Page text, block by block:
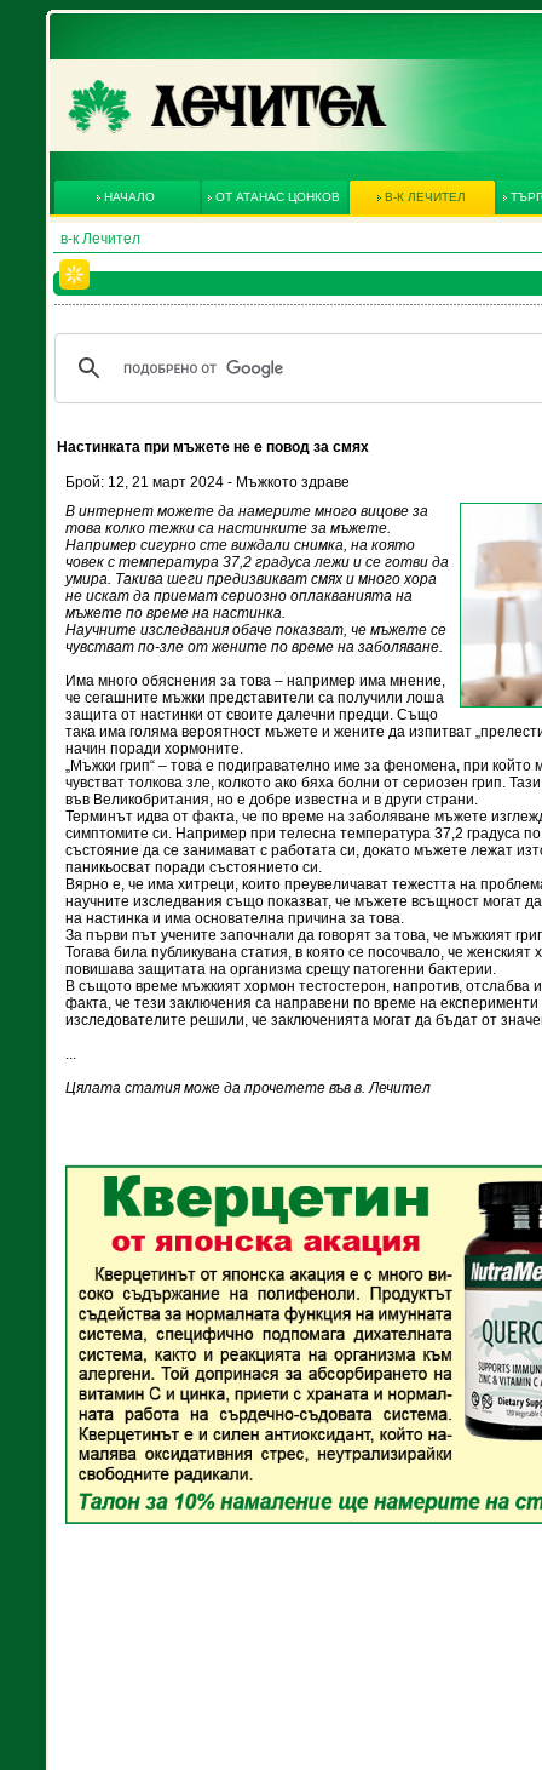
НАЧАЛО ОТ АТАНАС ЦОНКОВ В-К ЛЕЧИТЕЛ
в-к Лечител
Настинката при мъжете не е повод за смях
Брой: 12, 21 март 2024 - Мъжкото здраве
В интернет можете да намерите много вицове за
това колко тежки са настинките за мъжете.
Например сигурно сте виждали снимка, на която
човек с температура 37,2 градуса лежи и се готви да
умира. Такива шеги предизвикват смях и много хора
не искат да приемат сериозно оплакванията на
мъжете по време на настинка.
Научните изследвания обаче показват, че мъжете се
чувстват по-зле от жените по време на заболяване.
Има много обяснения за това – например има мнение,
че сегашните мъжки представители са получили лоша
защита от настинки от своите далечни предци. Също
така има голяма вероятност мъжете и жените да изпитват
начин поради хормоните.
„Мъжки грип“ – това е подигравателно име за феномена, при който
чувстват толкова зле, колкото ако бяха болни от сериозен грип.
във Великобритания, но е добре известна и в други страни.
Терминът идва от факта, че по време на заболяване мъжете
симптомите си. Например при телесна температура 37,2 градуса
състояние да се занимават с работата си, докато мъжете лежат
паникьосват поради състоянието си.
Вярно е, че има хитреци, които преувеличават тежестта на
научните изследвания също показват, че мъжете всъщност могат
на настинка и има основателна причина за това.
За първи път учените започнали да говорят за това, че мъжкият
Тогава била публикувана статия, в която се посочвало, че женският
повишава защитата на организма срещу патогенни бактерии.
В същото време мъжкият хормон тестостерон, напротив, отслабва
факта, че тези заключения са направени по време на
изследователите решили, че заключенията могат да бъдат от
...
Цялата статия може да прочетете във в. Лечител